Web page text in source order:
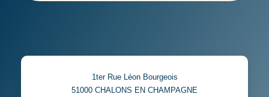
1ter Rue Léon Bourgeois
51000 CHALONS EN CHAMPAGNE